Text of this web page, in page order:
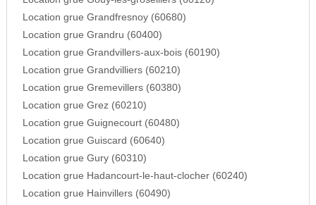
Location grue Grandfresnoy (60680)
Location grue Grandru (60400)
Location grue Grandvillers-aux-bois (60190)
Location grue Grandvilliers (60210)
Location grue Gremevillers (60380)
Location grue Grez (60210)
Location grue Guignecourt (60480)
Location grue Guiscard (60640)
Location grue Gury (60310)
Location grue Hadancourt-le-haut-clocher (60240)
Location grue Hainvillers (60490)